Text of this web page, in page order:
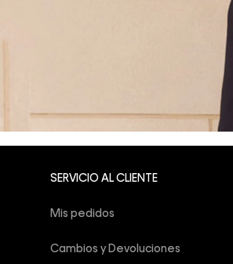
SERVICIO AL CLIENTE
Mis pedidos
Cambios y Devoluciones